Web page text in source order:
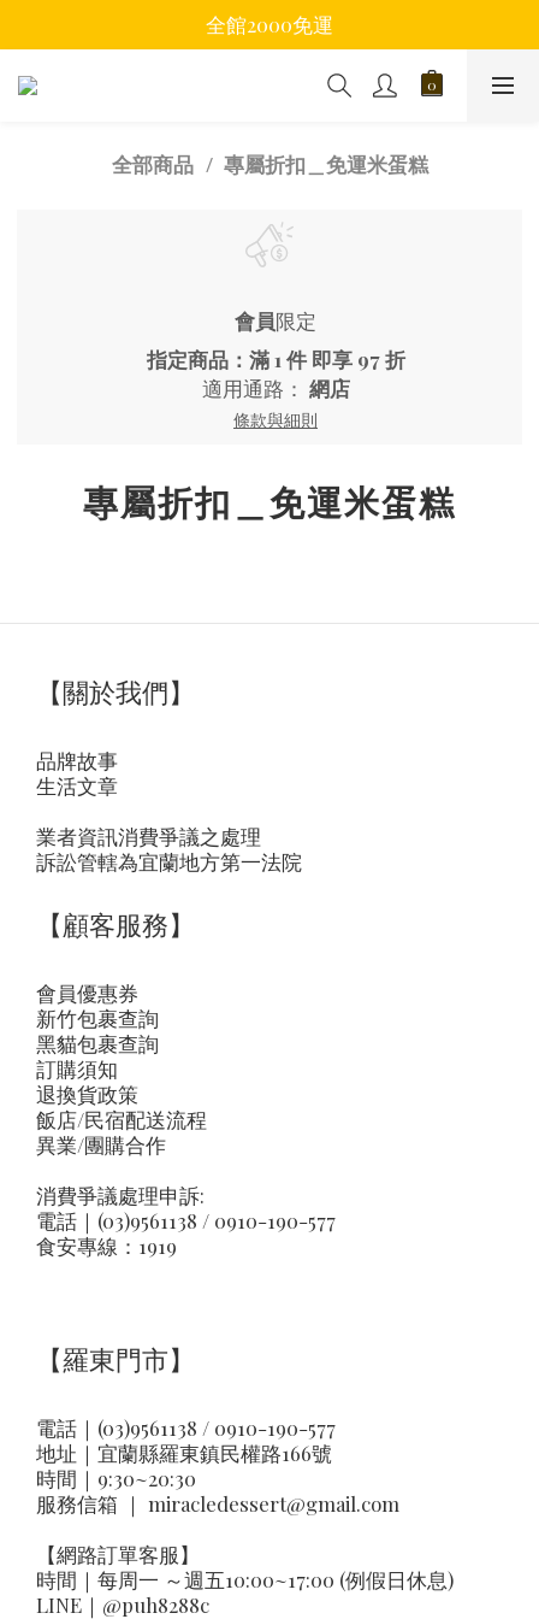
全館2000免運
全部商品 專屬折扣＿免運米蛋糕
會員限定
指定商品：滿 1 件 即享 97 折
適用通路： 網店
條款與細則
專屬折扣＿免運米蛋糕
【關於我們】
品牌故事
生活文章
業者資訊消費爭議之處理
訴訟管轄為宜蘭地方第一法院
【顧客服務】
會員優惠券
新竹包裹查詢
黑貓包裹查詢
訂購須知
退換貨政策
飯店/民宿配送流程
異業/團購合作
消費爭議處理申訴:
電話｜(03)9561138 / 0910-190-577
食安專線：1919
【羅東門市】
電話｜(03)9561138 / 0910-190-577
地址｜ 宜蘭縣羅東鎮民權路166號
時間｜9:30~20:30
服務信箱 ｜ miracledessert@gmail.com
【網路訂單客服】
時間｜每周一 ～週五10:00~17:00 (例假日休息)
LINE｜ @puh8288c